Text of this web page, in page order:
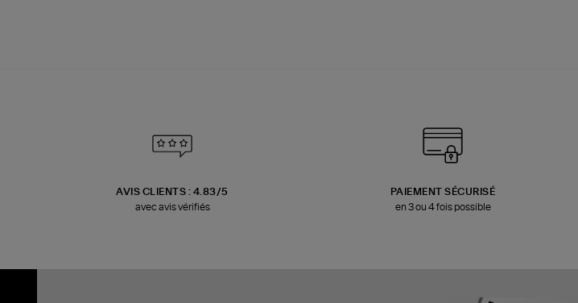
AVIS CLIENTS : 4.83/5
avec avis vérifiés
PAIEMENT SÉCURISÉ
en 3 ou 4 fois possible